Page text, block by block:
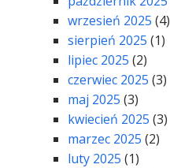
wrzesień 2025 (4)
sierpień 2025 (1)
lipiec 2025 (2)
czerwiec 2025 (3)
maj 2025 (3)
kwiecień 2025 (3)
marzec 2025 (2)
luty 2025 (1)